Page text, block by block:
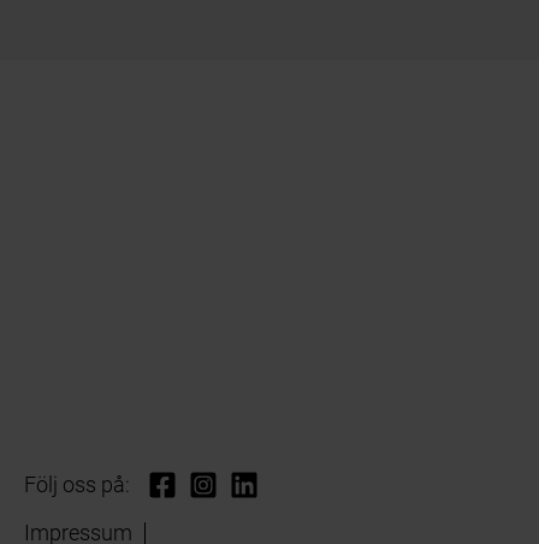
Följ oss på:
Impressum